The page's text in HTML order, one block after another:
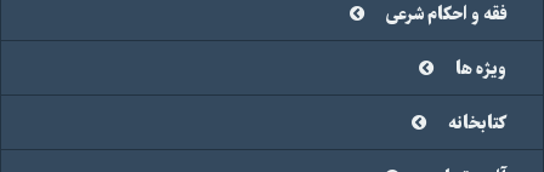
فقه و احکام شرعی
ویژه ها
کتابخانه